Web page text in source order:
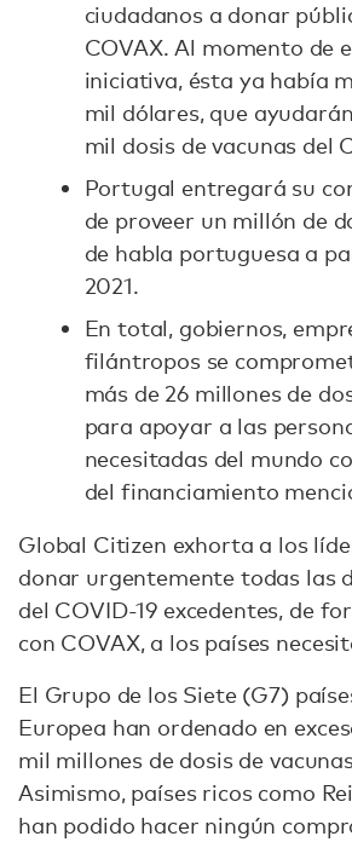
ciudadanos a donar
COVAX. Al momento de
iniciativa, ésta ya había
mil dólares, que
mil dosis de vacunas del
Portugal entregará su
de proveer un millón de
de habla portuguesa a
2021.
En total, gobiernos,
filántropos se
más de 26 millones de
para apoyar a las
necesitadas del mundo
del financiamiento
Global Citizen exhorta a los
donar urgentemente todas las
del COVID-19 excedentes, de
con COVAX, a los países
El Grupo de los Siete (G7)
Europea han ordenado en
mil millones de dosis de
Asimismo, países ricos como
han podido hacer ningún